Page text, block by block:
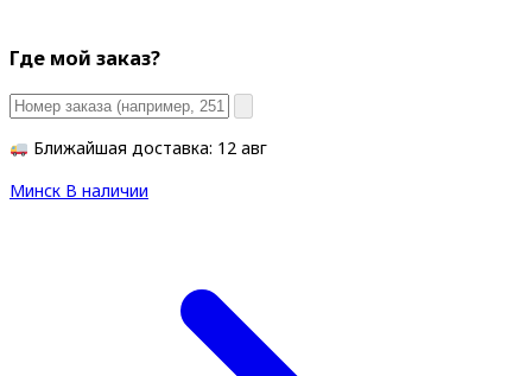
Где мой заказ?
Ближайшая доставка: 12 авг
Минск В наличии